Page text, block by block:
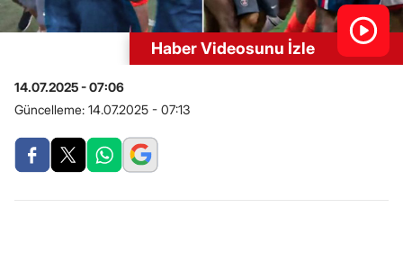
Haber Videosunu İzle
14.07.2025 - 07:06
Güncelleme: 14.07.2025 - 07:13